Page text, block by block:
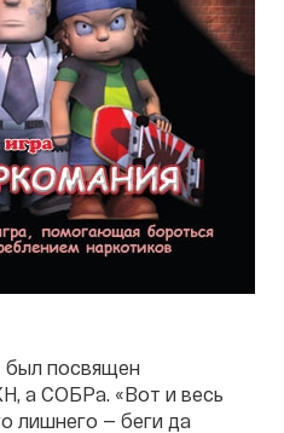
был посвящен
а СОБРа. «Вот и весь
лишнего — беги да